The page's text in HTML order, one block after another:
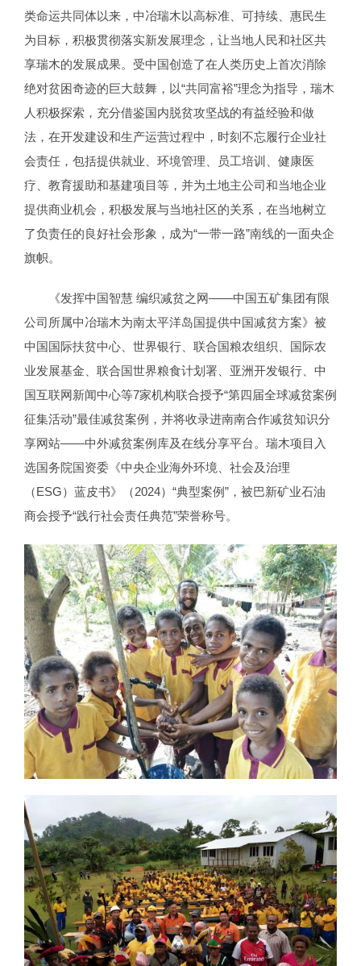
类命运共同体以来，中冶瑞木以高标准、可持续、惠民生
为目标，积极贯彻落实新发展理念，让当地人民和社区共
享瑞木的发展成果。受中国创造了在人类历史上首次消除
绝对贫困奇迹的巨大鼓舞，以“共同富裕”理念为指导，瑞木
人积极探索，充分借鉴国内脱贫攻坚战的有益经验和做
法，在开发建设和生产运营过程中，时刻不忘履行企业社
会责任，包括提供就业、环境管理、员工培训、健康医
疗、教育援助和基建项目等，并为土地主公司和当地企业
提供商业机会，积极发展与当地社区的关系，在当地树立
了负责任的良好社会形象，成为“一带一路”南线的一面央企
旗帜。
《发挥中国智慧 编织减贫之网——中国五矿集团有限
公司所属中冶瑞木为南太平洋岛国提供中国减贫方案》被
中国国际扶贫中心、世界银行、联合国粮农组织、国际农
业发展基金、联合国世界粮食计划署、亚洲开发银行、中
国互联网新闻中心等7家机构联合授予“第四届全球减贫案例
征集活动”最佳减贫案例，并将收录进南南合作减贫知识分
享网站——中外减贫案例库及在线分享平台。瑞木项目入
选国务院国资委《中央企业海外环境、社会及治理
（ESG）蓝皮书》（2024）“典型案例”，被巴新矿业石油
商会授予“践行社会责任典范”荣誉称号。